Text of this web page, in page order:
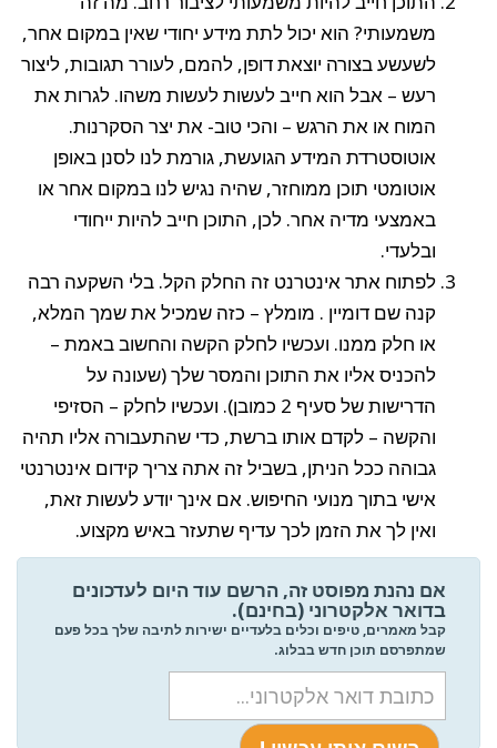
משמעותי? הוא יכול לתת מידע יחודי שאין במקום אחר,
לשעשע בצורה יוצאת דופן, להמם, לעורר תגובות, ליצור
רעש – אבל הוא חייב לעשות לעשות משהו. לגרות את
המוח או את הרגש – והכי טוב- את יצר הסקרנות.
אוטוסטרדת המידע הגועשת, גורמת לנו לסנן באופן
אוטומטי תוכן ממוחזר, שהיה נגיש לנו במקום אחר או
באמצעי מדיה אחר. לכן, התוכן חייב להיות ייחודי
ובלעדי.
לפתוח אתר אינטרנט זה החלק הקל. בלי השקעה רבה
קנה שם דומיין . מומלץ – כזה שמכיל את שמך המלא,
או חלק ממנו. ועכשיו לחלק הקשה והחשוב באמת –
להכניס אליו את התוכן והמסר שלך (שעונה על
הדרישות של סעיף 2 כמובן). ועכשיו לחלק – הסזיפי
והקשה – לקדם אותו ברשת, כדי שהתעבורה אליו תהיה
גבוהה ככל הניתן, בשביל זה אתה צריך קידום אינטרנטי
אישי בתוך מנועי החיפוש. אם אינך יודע לעשות זאת,
ואין לך את הזמן לכך עדיף שתעזר באיש מקצוע.
אם נהנת מפוסט זה, הרשם עוד היום לעדכונים
בדואר אלקטרוני (בחינם).
קבל מאמרים, טיפים וכלים בלעדיים ישירות לתיבה שלך בכל פעם
שמתפרסם תוכן חדש בבלוג.